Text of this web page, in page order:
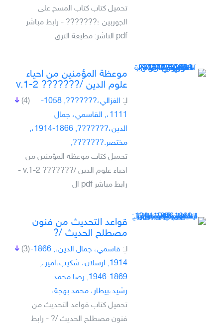
تحميل كتاب كتاب المسح على
الجوربين ؛??????? - رابط مباشر
pdf الناشر: مطبعة الترق
موعظة المؤمنين من احياء
علوم الدين /??????? v.1-2
(4) لـِ:
الغزالي،???????, 1058-
1111،, القاسمي، جمال
الدين،???????, 1866-1914،,
مختصر.???????,
تحميل كتاب موعظة المؤمنين من
احياء علوم الدين /??????? v.1-2 -
رابط مباشر pdf ال
قواعد التحديث من فنون
مصطلح الحديث /?
(3) لـِ:
قاسمي، جمال الدين،, 1866-
1914, ارسلان، شكيب،امير،,
1869-1946, رضا محمد
رشيد،بيطار، محمد بهجة،
تحميل كتاب قواعد التحديث من
فنون مصطلح الحديث /? - رابط